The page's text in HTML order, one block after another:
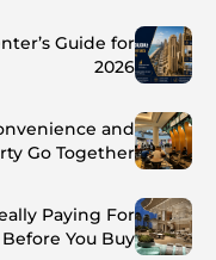
Guide for
2026
and
Go Together
Paying For
Before You Buy